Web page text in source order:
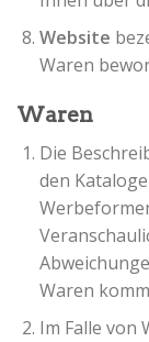
Website
Waren
Waren
Die
den
Waren
Im Falle von